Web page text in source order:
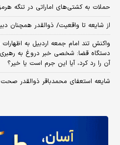
حملات به کشتی‌های اماراتی در تنگه
از شایعه تا واقعیت/ ذوالقدر همچنان
واکنش تند امام جمعه اردبیل به
دستگاه قضا: شخصی خبر دروغ به
آن را رد کرد، آیا این جرم است یا خیر؟
شایعه استعفای محمدباقر ذوالقدر صحت